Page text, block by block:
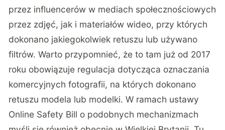
przez influencerów w mediach społecznościowych
przez zdjęć, jak i materiałów wideo, przy których
dokonano jakiegokolwiek retuszu lub używano
filtrów. Warto przypomnieć, że to tam już od 2017
roku obowiązuje regulacja dotycząca oznaczania
komercyjnych fotografii, na których dokonano
retuszu modela lub modelki. W ramach ustawy
Online Safety Bill o podobnych mechanizmach